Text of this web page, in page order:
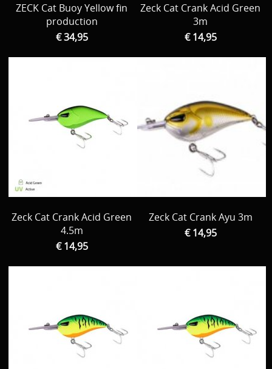
ZECK Cat Buoy Yellow fin
production
€ 34,95
Zeck Cat Crank Acid Green
3m
€ 14,95
Zeck Cat Crank Acid Green
4.5m
€ 14,95
Zeck Cat Crank Ayu 3m
€ 14,95